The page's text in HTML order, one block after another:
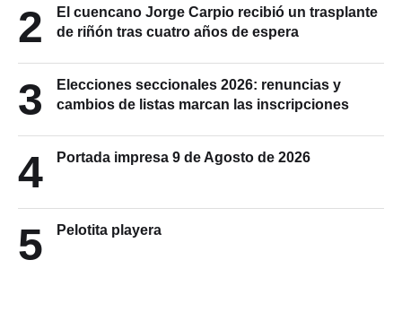
2
El cuencano Jorge Carpio recibió un trasplante
de riñón tras cuatro años de espera
3
Elecciones seccionales 2026: renuncias y
cambios de listas marcan las inscripciones
4 Portada impresa 9 de Agosto de 2026
5 Pelotita playera